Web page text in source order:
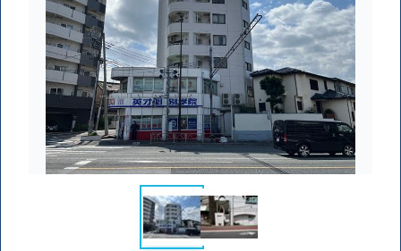
住所
から探す
路線・駅
から探す